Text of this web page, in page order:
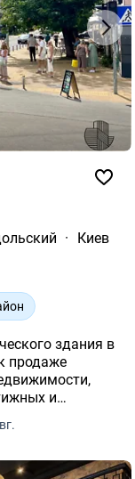
·
Киев
здания в
продаже
и